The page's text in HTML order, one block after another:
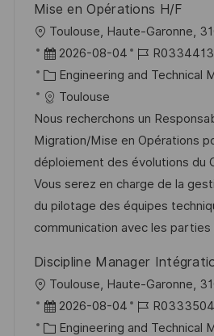
Mise en Opérations H/F
L
o
c
a
t
i
o
n
Toulouse, Haute-Garonne,
P
o
s
t
e
d
D
a
t
2026-08-04
J
o
I
d
R0334413
C
a
t
e
g
o
r
y
Engineering and Technical
Toulouse
Nous recherchons un
Migration/Mise en Opérations
déploiement des évolutions du
Vous serez en charge de la
du pilotage des équipes
communication avec les parties
Discipline Manager
L
o
c
Toulouse, Haute-Garonne,
P
o
2026-08-04
J
o
R0333504
C Engineering and Technical